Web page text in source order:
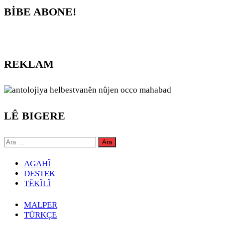
BİBE ABONE!
REKLAM
LÊ BIGERE
Arama:
AGAHÎ
DESTEK
TÊKÎLÎ
MALPER
TÜRKÇE